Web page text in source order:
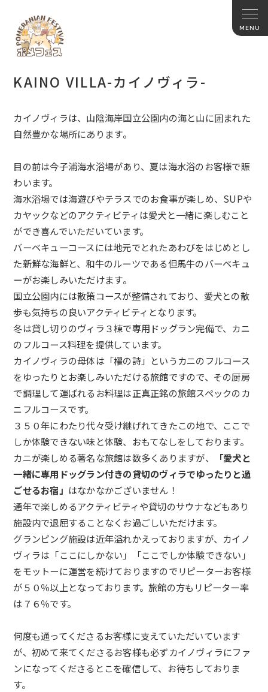
KAINO VILLA-カイノヴィラ-
カイノヴィラは、 山陰海岸国立公園内の海と山に囲まれた
自然豊かな場所にあります。
目の前は今子浦海水浴場があり、 夏は海水浴のお客様で賑
わいます。
海水浴場では海遊びやテラスでのお食事が楽しめ、 SUPや
カヤックなどのアクティビティは愛犬と一緒に楽しむこと
ができ喜んでいただいています。
バーベキューコースには地元でとれたあわびをはじめとし
た新鮮な海鮮と、和牛のルーツである但馬牛のバーベキュ
ーがお楽しみいただけます。
国立公園内には散策コースが整備されており、愛犬との散
歩も気持ちの良いアクティビティとなります。
冬は貸し切りのヴィラ３棟で専用ドッグラン完備で、カニ
のフルコース料理を提供しています。
カイノヴィラの母体は「櫂の詩」 というカニのフルコース
をゆったりとお楽しみいただける旅館ですので、 その厨房
で調理して運ばれるお料理は正真正銘の旅館スペックのカ
ニフルコースです。
３５０年にわたり代々受け継げれてきたこの地で、 ここで
しか体験できない味と体験、おもてなしをしております。
カニが楽しめる著名な旅館は数多くありますが、
「愛犬と
一緒に専用ドッグラン付きの貸切のヴィラでゆったりと過
ごせるお宿」 はなかなかございません！
通年で楽しめるアクティビティや貸切のサウナなどもあり
施設内で退屈することなくお過ごしいただけます。
グランピング施設は近年溢れかえっておりますが、カイノ
ヴィラは「ここにしかない」「ここでしか体験できない」
をモットーに運営を続けておりますのでリピーターお客様
が５０％以上となっております。旅館の方もリピーター率
は７６％です。
何度も通ってくださるお客様に支えていただいています
が、 初めて来てくださるお客様も必ずカイノヴィラにファ
ンになってく ださるとこを確信して、お待ちしておりま
す。